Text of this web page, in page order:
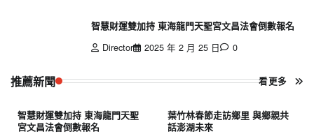
智慧財運雙加持 東海龍門天聖宮文昌法會倒數報名
Director
2025 年 2 月 25 日 0
推薦新聞 看更多
智慧財運雙加持 東海龍門天聖
宮文昌法會倒數報名
葉竹林春節走訪鄉里 與鄉親共
話澎湖未來